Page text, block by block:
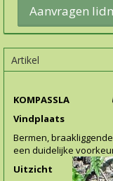
Artikel
KOMPASSLA Uit:
Vindplaats
Bermen,
een duidelijke
Uitzicht